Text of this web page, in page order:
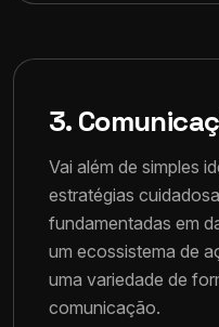
3.
Vai além de simples
estratégias
fundamentadas em
um ecossistema de
uma variedade de
comunicação.